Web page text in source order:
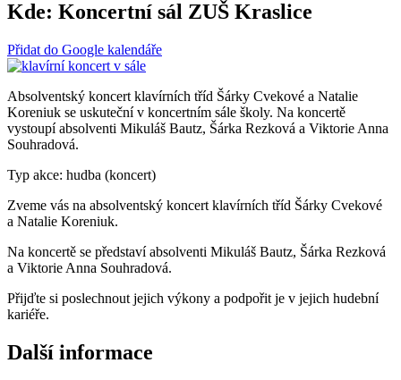
Kde: Koncertní sál ZUŠ Kraslice
Přidat do Google kalendáře
Absolventský koncert klavírních tříd Šárky Cvekové a Natalie
Koreniuk se uskuteční v koncertním sále školy. Na koncertě
vystoupí absolventi Mikuláš Bautz, Šárka Rezková a Viktorie Anna
Souhradová.
Typ akce: hudba (koncert)
Zveme vás na absolventský koncert klavírních tříd Šárky Cvekové
a Natalie Koreniuk.
Na koncertě se představí absolventi Mikuláš Bautz, Šárka Rezková
a Viktorie Anna Souhradová.
Přijďte si poslechnout jejich výkony a podpořit je v jejich hudební
kariéře.
Další informace